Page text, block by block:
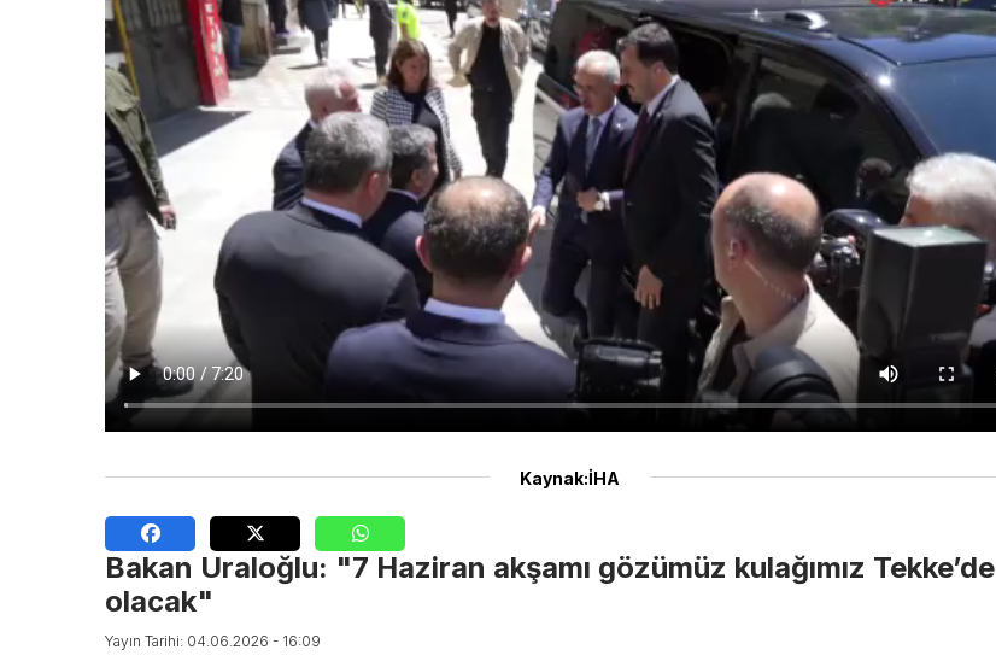
Kaynak:İHA
Bakan Uraloğlu: "7 Haziran akşamı gözümüz kulağımız Tekke’de
olacak"
Yayın Tarihi: 04.06.2026 - 16:09